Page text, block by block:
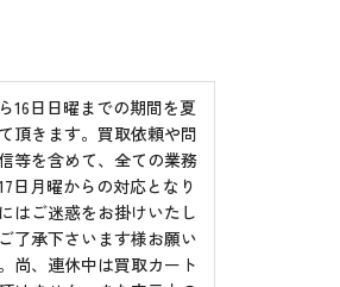
16日日曜までの期間を夏
頂きます。買取依頼や問
等を含めて、全ての業務
日月曜からの対応となり
はご迷惑をお掛けいたし
了承下さいます様お願い
尚、連休中は買取カート